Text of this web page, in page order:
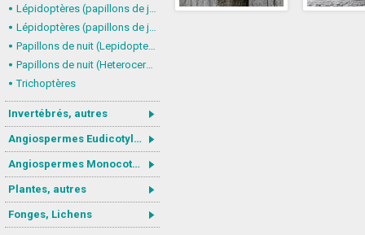
Lépidoptères (papillons de jour) : nymphalidés
Lépidoptères (papillons de jour, Rhopalocera), autres
Papillons de nuit (Lepidoptera, Heterocera) : Noctuoidea
Papillons de nuit (Heterocera), autres
Trichoptères
Invertébrés, autres
Angiospermes Eudicotylédones
Angiospermes Monocotylédones
Plantes, autres
Fonges, Lichens